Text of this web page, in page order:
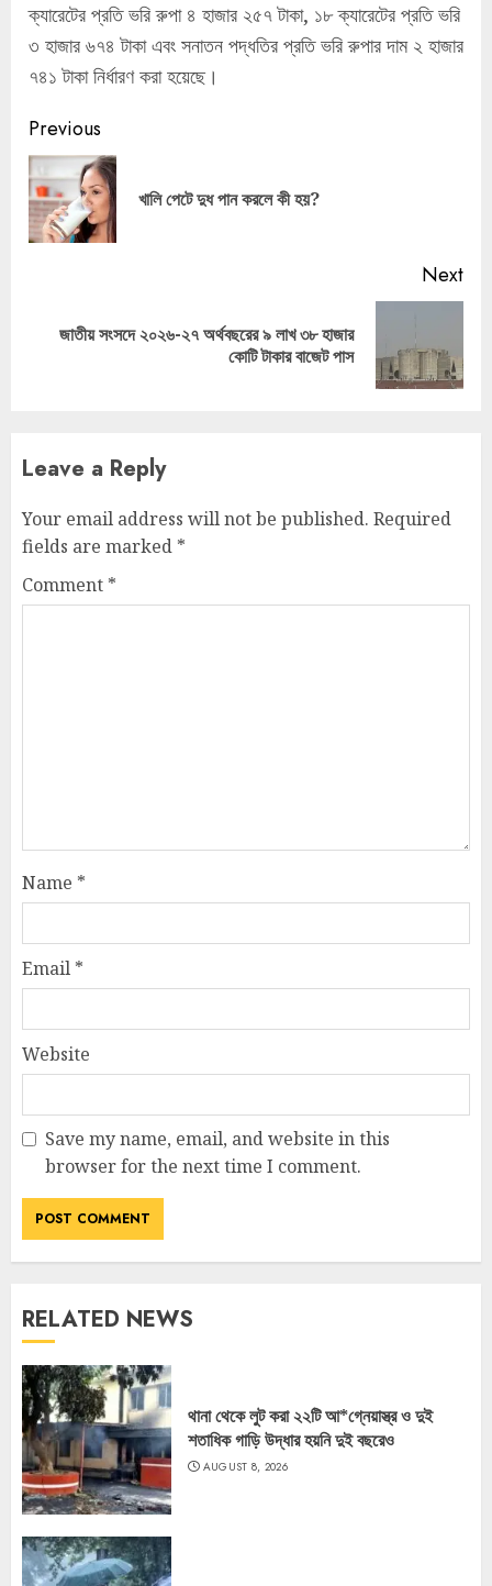
ক্যারেটের প্রতি ভরি রুপা ৪ হাজার ২৫৭ টাকা, ১৮ ক্যারেটের প্রতি ভরি
৩ হাজার ৬৭৪ টাকা এবং সনাতন পদ্ধতির প্রতি ভরি রুপার দাম ২ হাজার
৭৪১ টাকা নির্ধারণ করা হয়েছে।
Continue
Reading
Previous
খালি পেটে দুধ পান করলে কী হয়?
Next
Nextজাতীয় সংসদে ২০২৬-২৭ অর্থবছরের ৯ লাখ ৩৮ হাজার
কোটি টাকার বাজেট পাস
Leave a Reply
Your email address will not be published. Required
fields are marked *
Comment *
Name *
Email *
Website
Save my name, email, and website in this
browser for the next time I comment.
RELATED NEWS
থানা থেকে লুট করা ২২টি আ*গ্নেয়াস্ত্র ও দুই
শতাধিক গাড়ি উদ্ধার হয়নি দুই বছরেও
AUGUST 8, 2026